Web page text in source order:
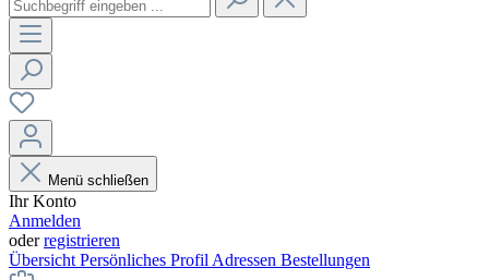
Menü schließen
Ihr Konto
Anmelden
oderregistrieren
Übersicht Persönliches Profil Adressen Bestellungen